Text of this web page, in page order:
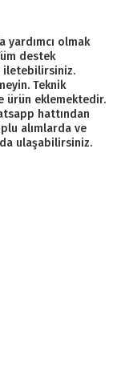
yardımcı olmak
destek
iletebilirsiniz.
Teknik
ürün eklemektedir.
hattından
alımlarda ve
ulaşabilirsiniz.